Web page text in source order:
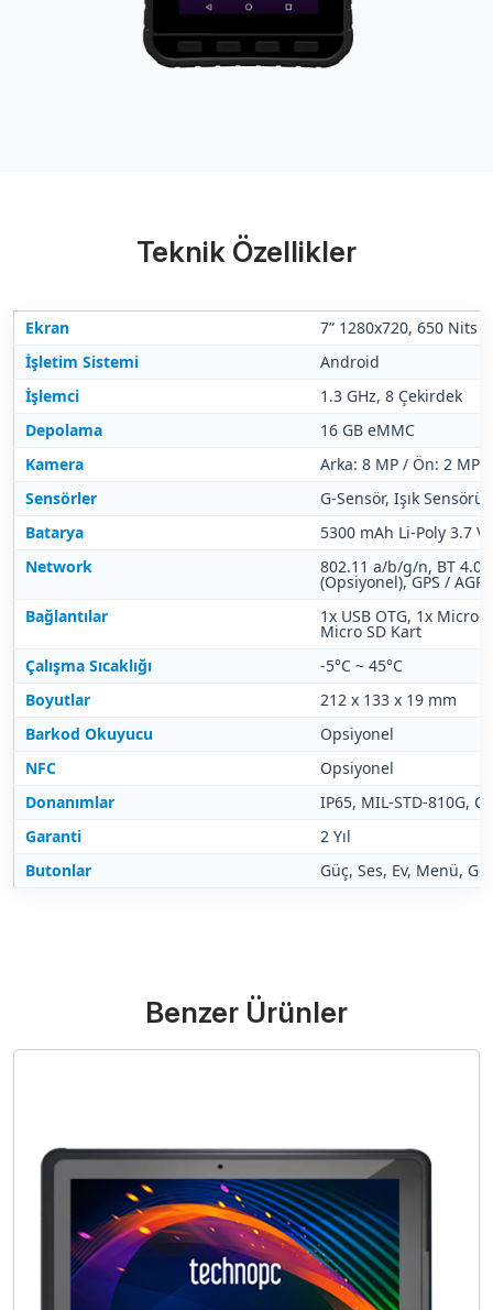
Teknik Özellikler
Ekran
7” 1280x720, 650 Nits
İşletim Sistemi
Android
İşlemci
1.3 GHz, 8 Çekirdek
Depolama
16 GB eMMC
Kamera
Arka: 8 MP / Ön: 2 MP
Sensörler
G-Sensör, Işık Sensörü
Batarya
5300 mAh Li-Poly 3.7 V
Network
802.11 a/b/g/n, BT 4.0,
(Opsiyonel), GPS /
Bağlantılar
1x USB OTG, 1x Micro-
Micro SD Kart
Çalışma Sıcaklığı
-5°C ~ 45°C
Boyutlar
212 x 133 x 19 mm
Barkod Okuyucu
Opsiyonel
NFC
Opsiyonel
Donanımlar
IP65, MIL-STD-810G,
Garanti
2 Yıl
Butonlar
Güç, Ses, Ev, Menü,
Benzer Ürünler